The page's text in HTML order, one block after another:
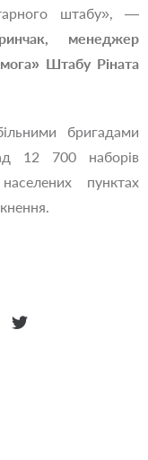
штабу», —
менеджер
Штабу Ріната
бригадами
12 700 наборів
пунктах